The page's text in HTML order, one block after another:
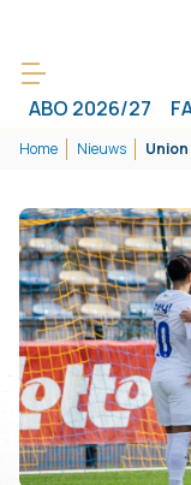
ABO 2026/27
Home Nieuws